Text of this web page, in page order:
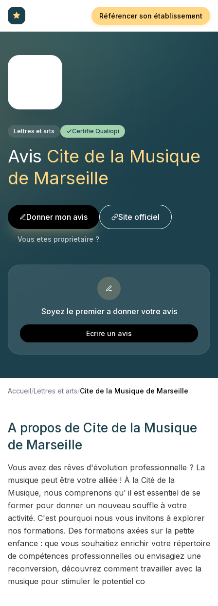
Référencer son établissement
Lettres et arts Certifie Qualiopi
Avis Cite de la Musique
de Marseille
Donner mon avis Site officiel
Vous etes proprietaire ?
Soyez le premier a donner votre avis
Ecrire un avis
Accueil/Lettres et arts/Cite de la Musique de Marseille
A propos de Cite de la Musique
de Marseille
Vous avez des rêves d'évolution professionnelle ? La
musique peut être votre alliée ! À la Cité de la
Musique, nous comprenons qu’ il est essentiel de se
former pour donner un nouveau souffle à votre
activité. C'est pourquoi nous vous invitons à explorer
nos formations. Des formations axées sur la petite
enfance : que vous souhaitiez enrichir votre répertoire
de compétences professionnelles ou envisagiez une
reconversion, découvrez comment travailler avec la
musique pour stimuler le potentiel co